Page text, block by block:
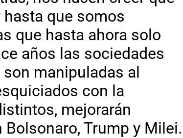
que somos
que hasta ahora solo
años las sociedades
manipuladas al
con la
mejorarán
Trump y Milei.